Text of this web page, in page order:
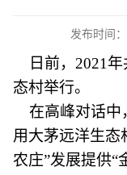
发布时间
日前，2021
态村举行。
在高峰对话中
用大茅远洋生态
农庄”发展提供“